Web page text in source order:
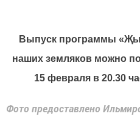
Выпуск программы
наших земляков можно
15 февраля в 20.30
Фото предоставлено